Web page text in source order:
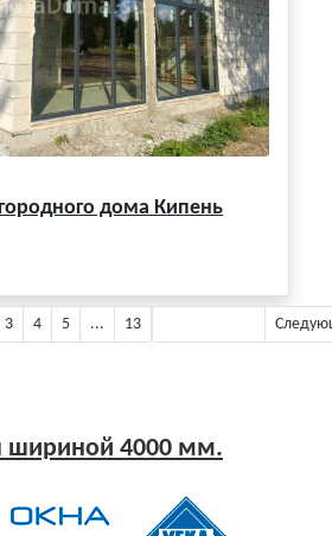
дома Кипень
3 4 5 ... 13
4000 мм.